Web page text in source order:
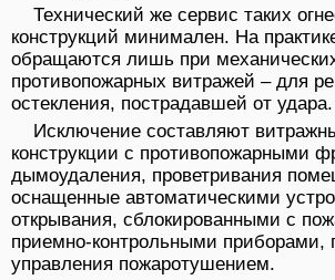
Технический же сервис таких
конструкций минимален. На
обращаются лишь при
противопожарных витражей – для
остекления, пострадавшей от удара.
Исключение составляют
конструкции с противопожарными
дымоудаления, проветривания
оснащенные автоматическими
открывания, сблокированными с
приемно-контрольными приборами,
управления пожаротушением.